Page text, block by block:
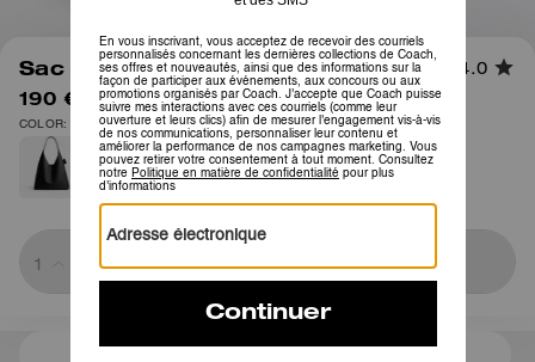
1/12
Sac Bandoulière Brooklyn 39 4.0
190 € 475 €
COLOR: Laiton/Brun miel
Sold Out